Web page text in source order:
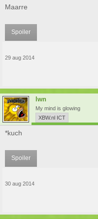
Maarre
Spoiler
29 aug 2014
lwn
My mind is glowing
XBW.nl ICT
*kuch
Spoiler
30 aug 2014